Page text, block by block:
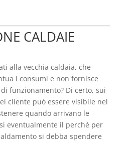
CALDAIE
alla vecchia caldaia, che
i consumi e non fornisce
di funzionamento? Di certo, sui
cliente può essere visibile nel
quando arrivano le
eventualmente il perché per
si debba spendere